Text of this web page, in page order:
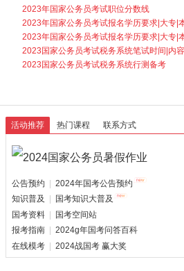
2023年国家公务员考试职位分数线
2023年国家公务员考试报名学历要求|大专|
2023年国家公务员考试报名学历要求|大专|
2023国家公务员考试税务系统笔试时间|内容
2023国家公务员考试税务系统行测备考
活动推荐 热门课程 联系方式
公告预约
2024年国考公告预约
知识普及
国考知识大普及
国考资料
国考空间站
报考指南
2024g年国考问答百科
在线模考
2024战国考 赢大奖